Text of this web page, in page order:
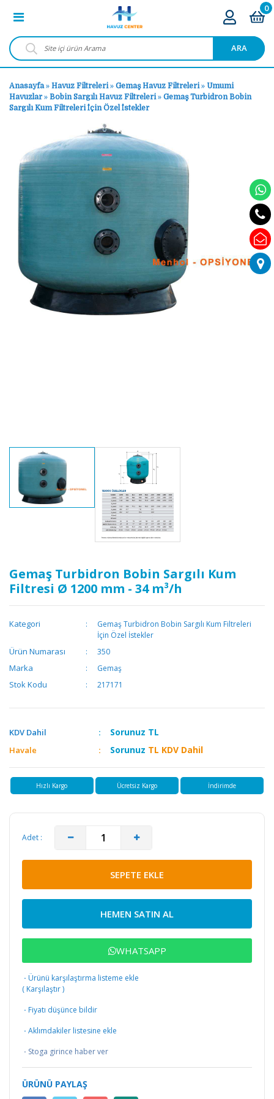
ARA
0
Anasayfa» Havuz Filtreleri» Gemaş Havuz Filtreleri» Umumi
Havuzlar» Bobin Sargılı Havuz Filtreleri» Gemaş Turbidron Bobin
Sargılı Kum Filtreleri İçin Özel İstekler
Gemaş Turbidron Bobin Sargılı Kum
Filtresi Ø 1200 mm - 34 m³/h
Kategori
Gemaş Turbidron Bobin Sargılı Kum Filtreleri
İçin Özel İstekler
Ürün Numarası 350
Marka Gemaş
Stok Kodu 217171
KDV Dahil Sorunuz TL
Havale Sorunuz TL KDV Dahil
Hızlı Kargo Ücretsiz Kargo İndirimde
Adet :
SEPETE EKLE
HEMEN SATIN AL
WHATSAPP
· Ürünü karşılaştırma listeme ekle
( Karşılaştır)
· Fiyatı düşünce bildir
· Aklımdakiler listesine ekle
· Stoga girince haber ver
ÜRÜNÜ PAYLAŞ